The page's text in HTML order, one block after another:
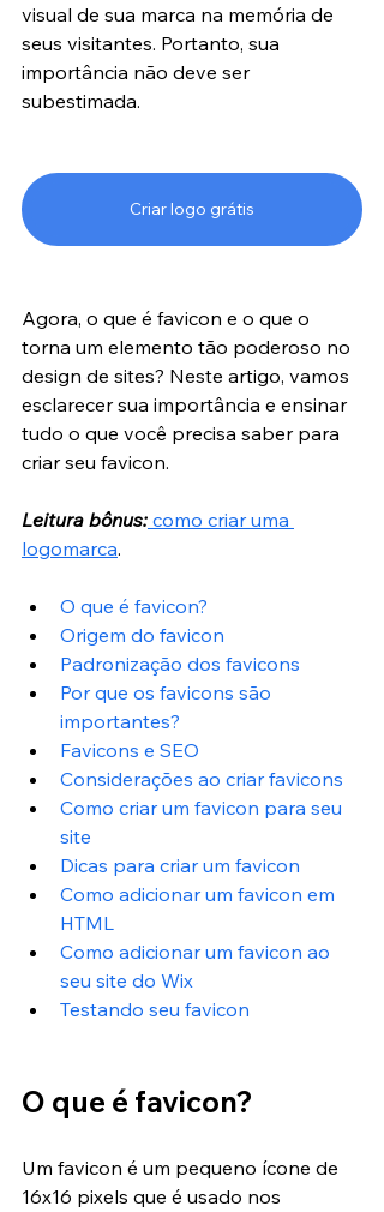
visual de sua marca na memória de
seus visitantes. Portanto, sua
importância não deve ser
subestimada.
Criar logo grátis
Agora, o que é favicon e o que o
torna um elemento tão poderoso no
design de sites? Neste artigo, vamos
esclarecer sua importância e ensinar
tudo o que você precisa saber para
criar seu favicon.
Leitura bônus: como criar uma
logomarca.
O que é favicon?
Origem do favicon
Padronização dos favicons
Por que os favicons são
importantes?
Favicons e SEO
Considerações ao criar favicons
Como criar um favicon para seu
site
Dicas para criar um favicon
Como adicionar um favicon em
HTML
Como adicionar um favicon ao
seu site do Wix
Testando seu favicon
O que é favicon?
Um favicon é um pequeno ícone de
16x16 pixels que é usado nos